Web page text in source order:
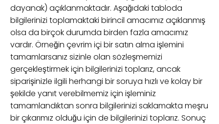
dayanak) açıklanmaktadır. Aşağıdaki tabloda
bilgilerinizi toplamaktaki birincil amacımız açıklanmış
olsa da birçok durumda birden fazla amacımız
vardır. Örneğin çevrim içi bir satın alma işlemini
tamamlarsanız sizinle olan sözleşmemizi
gerçekleştirmek için bilgilerinizi toplarız, ancak
siparişinizle ilgili herhangi bir soruya hızlı ve kolay bir
şekilde yanıt verebilmemiz için işleminiz
tamamlandıktan sonra bilgilerinizi saklamakta meşru
bir çıkarımız olduğu için de bilgilerinizi toplarız. Sonuç